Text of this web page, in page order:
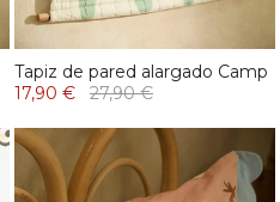
Tapiz de pared alargado Camp
17,90 €
27,90 €